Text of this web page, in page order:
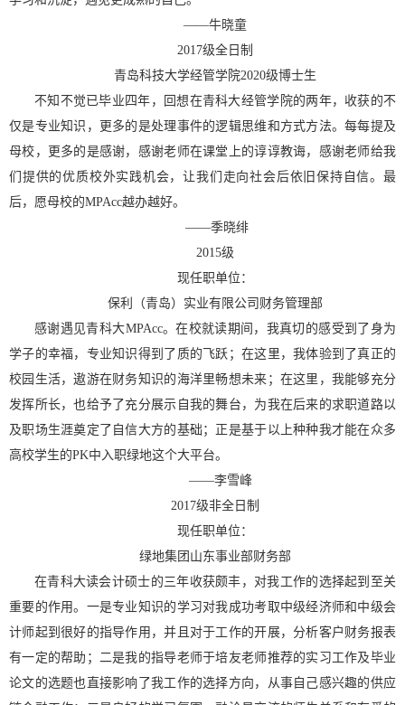
——牛晓童
2017级全日制
青岛科技大学经管学院2020级博士生
不知不觉已毕业四年，回想在青科大经管学院的两年，收获的不
仅是专业知识，更多的是处理事件的逻辑思维和方式方法。每每提及
母校，更多的是感谢，感谢老师在课堂上的谆谆教诲，感谢老师给我
们提供的优质校外实践机会，让我们走向社会后依旧保持自信。最
后，愿母校的MPAcc越办越好。
——季晓绯
2015级
现任职单位：
保利（青岛）实业有限公司财务管理部
感谢遇见青科大MPAcc。在校就读期间，我真切的感受到了身为
学子的幸福，专业知识得到了质的飞跃；在这里，我体验到了真正的
校园生活，遨游在财务知识的海洋里畅想未来；在这里，我能够充分
发挥所长，也给予了充分展示自我的舞台，为我在后来的求职道路以
及职场生涯奠定了自信大方的基础；正是基于以上种种我才能在众多
高校学生的PK中入职绿地这个大平台。
——李雪峰
2017级非全日制
现任职单位：
绿地集团山东事业部财务部
在青科大读会计硕士的三年收获颇丰，对我工作的选择起到至关
重要的作用。一是专业知识的学习对我成功考取中级经济师和中级会
计师起到很好的指导作用，并且对于工作的开展，分析客户财务报表
有一定的帮助；二是我的指导老师于培友老师推荐的实习工作及毕业
论文的选题也直接影响了我工作的选择方向，从事自己感兴趣的供应